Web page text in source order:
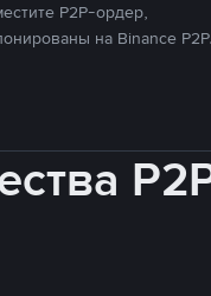
P2P-ордер,
на Binance P2P.